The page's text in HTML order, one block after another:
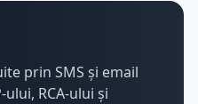
prin SMS și email
RCA-ului și